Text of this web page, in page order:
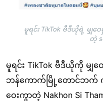
မူရင်း TikTok ဗီဒီယိုရဲ့ မျှ
တဲ့
မူရင်း TikTok ဗီဒီယိုကို မျှဝ
ဘန်ကောက်မြို့တောင်ဘက်
ဝေးကွာတဲ့ Nakhon Si